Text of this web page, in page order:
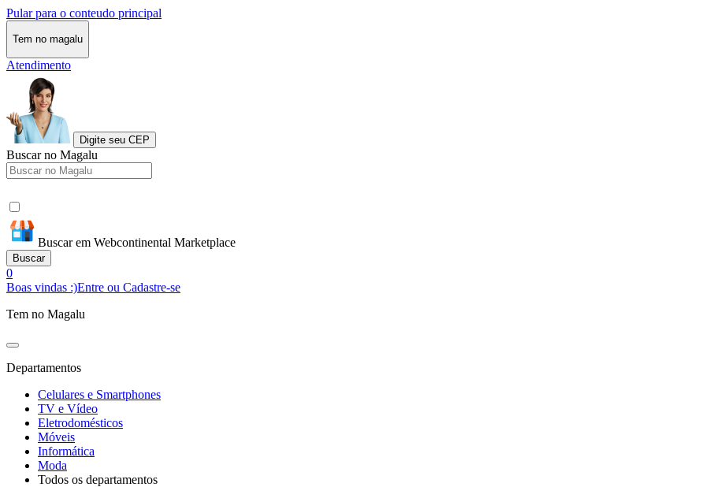
Pular para o conteudo principal
Tem no magalu
Atendimento
Digite seu CEP
Buscar no Magalu
Buscar em Webcontinental Marketplace
Buscar
0
Boas vindas :)Entre ou Cadastre-se
Tem no Magalu
Departamentos
Celulares e Smartphones
TV e Vídeo
Eletrodomésticos
Móveis
Informática
Moda
Todos os departamentos